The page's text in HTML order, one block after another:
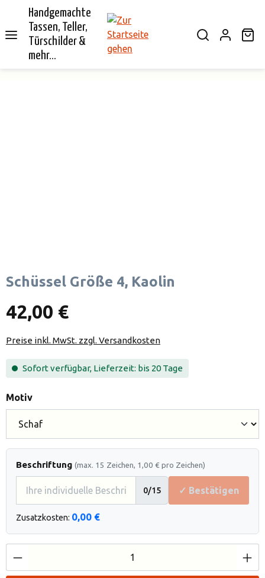
springen
Handgemachte
Tassen, Teller,
Türschilder &
mehr...
Schüssel Größe 4, Kaolin
42,00 €
Preise inkl. MwSt. zzgl. Versandkosten
Sofort verfügbar, Lieferzeit: bis 20 Tage
Motivauswählen
Beschriftung (max. 15 Zeichen, 1,00 € pro Zeichen)
0/15 ✓ Bestätigen
Zusatzkosten: 0,00 €
Produkt Anzahl: Gib den gewünschten